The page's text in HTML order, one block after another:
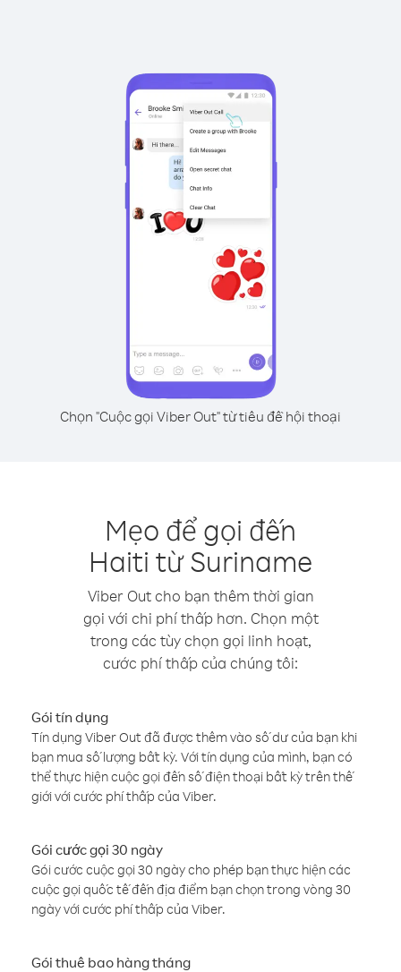
Chọn "Cuộc gọi Viber Out" từ tiêu đề hội thoại
Mẹo để gọi đến
Haiti từ Suriname
Viber Out cho bạn thêm thời gian
gọi với chi phí thấp hơn. Chọn một
trong các tùy chọn gọi linh hoạt,
cước phí thấp của chúng tôi:
Gói tín dụng
Tín dụng Viber Out đã được thêm vào số dư của bạn khi
bạn mua số lượng bất kỳ. Với tín dụng của mình, bạn có
thể thực hiện cuộc gọi đến số điện thoại bất kỳ trên thế
giới với cước phí thấp của Viber.
Gói cước gọi 30 ngày
Gói cước cuộc gọi 30 ngày cho phép bạn thực hiện các
cuộc gọi quốc tế đến địa điểm bạn chọn trong vòng 30
ngày với cước phí thấp của Viber.
Gói thuê bao hàng tháng